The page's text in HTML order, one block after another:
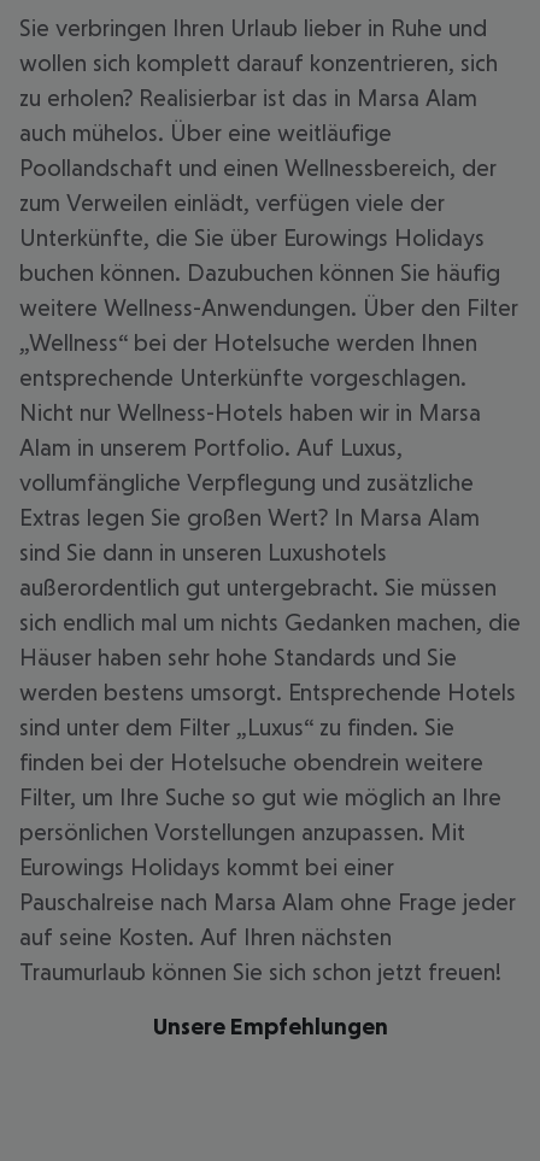
Sie verbringen Ihren Urlaub lieber in Ruhe und
wollen sich komplett darauf konzentrieren, sich
zu erholen? Realisierbar ist das in Marsa Alam
auch mühelos. Über eine weitläufige
Poollandschaft und einen Wellnessbereich, der
zum Verweilen einlädt, verfügen viele der
Unterkünfte, die Sie über Eurowings Holidays
buchen können. Dazubuchen können Sie häufig
weitere Wellness-Anwendungen. Über den Filter
„Wellness“ bei der Hotelsuche werden Ihnen
entsprechende Unterkünfte vorgeschlagen.
Nicht nur Wellness-Hotels haben wir in Marsa
Alam in unserem Portfolio. Auf Luxus,
vollumfängliche Verpflegung und zusätzliche
Extras legen Sie großen Wert? In Marsa Alam
sind Sie dann in unseren Luxushotels
außerordentlich gut untergebracht. Sie müssen
sich endlich mal um nichts Gedanken machen, die
Häuser haben sehr hohe Standards und Sie
werden bestens umsorgt. Entsprechende Hotels
sind unter dem Filter „Luxus“ zu finden. Sie
finden bei der Hotelsuche obendrein weitere
Filter, um Ihre Suche so gut wie möglich an Ihre
persönlichen Vorstellungen anzupassen. Mit
Eurowings Holidays kommt bei einer
Pauschalreise nach Marsa Alam ohne Frage jeder
auf seine Kosten. Auf Ihren nächsten
Traumurlaub können Sie sich schon jetzt freuen!
Unsere Empfehlungen